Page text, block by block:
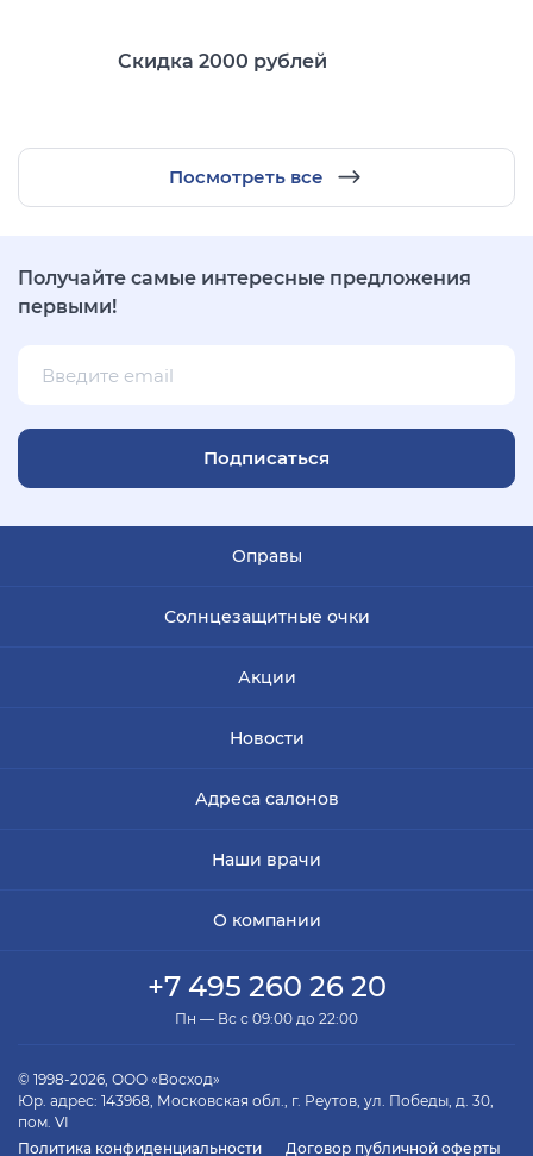
Скидка 2000 рублей
Посмотреть все
Получайте самые интересные предложения
первыми!
Подписаться
Оправы
Солнцезащитные очки
Акции
Новости
Адреса салонов
Наши врачи
О компании
+7 495 260 26 20
Пн — Вс с 09:00 до 22:00
© 1998-2026, ООО «Восход»
Юр. адрес: 143968, Московская обл., г. Реутов, ул. Победы, д. 30,
пом. VI
Политика конфиденциальности
Договор публичной оферты